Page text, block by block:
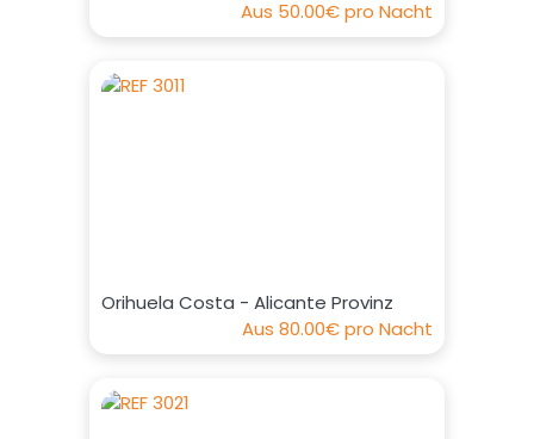
Aus 50.00€pro Nacht
Orihuela Costa - Alicante Provinz
Aus 80.00€pro Nacht